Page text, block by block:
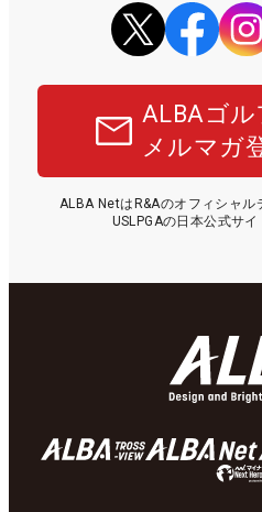
ALBAゴ
メルマガ
ALBA NetはR&Aのオフィシャ
USLPGAの日本公式サイ